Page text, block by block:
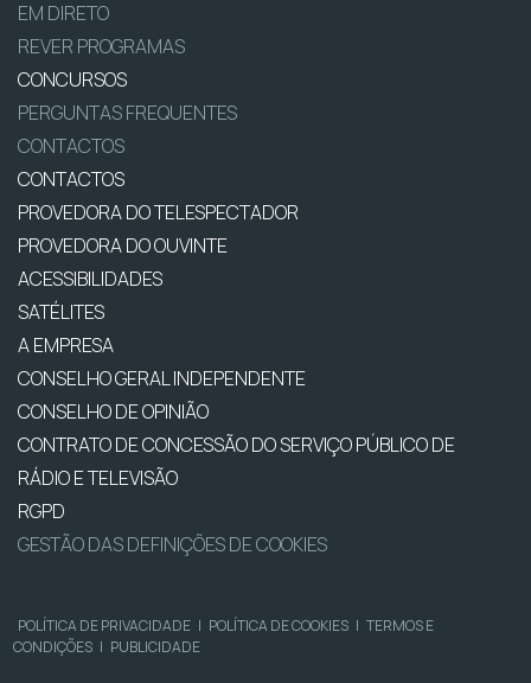
EM DIRETO
REVER PROGRAMAS
CONCURSOS
PERGUNTAS FREQUENTES
CONTACTOS
CONTACTOS
PROVEDORA DO TELESPECTADOR
PROVEDORA DO OUVINTE
ACESSIBILIDADES
SATÉLITES
A EMPRESA
CONSELHO GERAL INDEPENDENTE
CONSELHO DE OPINIÃO
CONTRATO DE CONCESSÃO DO SERVIÇO PÚBLICO DE
RÁDIO E TELEVISÃO
RGPD
GESTÃO DAS DEFINIÇÕES DE COOKIES
POLÍTICA DE PRIVACIDADE | POLÍTICA DE COOKIES | TERMOS E
CONDIÇÕES | PUBLICIDADE